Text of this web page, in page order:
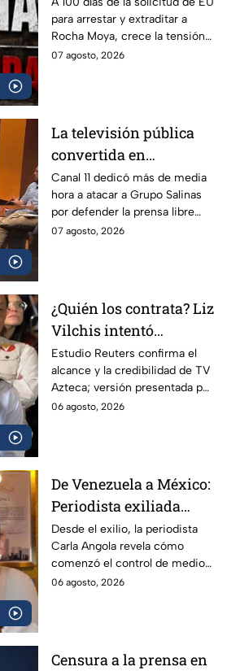
arrestar y extraditar a
Rocha Moya
para arrestar y extraditar a
Rocha Moya, crece la tensión
en la 4T por la acusación por
07 agosto, 2026
La televisión pública
convertida en
propaganda: Canal 11
ataca a TV Azteca por
defender libertad de
expresión
Canal 11 dedicó más de media
hora a atacar a Grupo Salinas
por defender la prensa libre
frente a los intentos de
07 agosto, 2026
¿Quién los contrata? Liz
Vilchis intentó
desvirtuar estudio de
Reuters sobre la
credibilidad de TV
Azteca
Estudio Reuters confirma el
alcance y la credibilidad de TV
Azteca; versión presentada por
Liz Vilchis fue cuestionada al
06 agosto, 2026
De Venezuela a México:
Periodista exiliada
alerta sobre los
peligros de censurar a
la prensa
Desde el exilio, la periodista
Carla Angola revela cómo
comenzó el control de medios
en Venezuela y por qué México
06 agosto, 2026
Censura a la prensa en